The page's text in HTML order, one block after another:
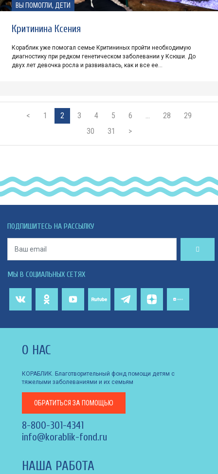
ВЫ ПОМОГЛИ, ДЕТИ
Критинина Ксения
Кораблик уже помогал семье Критининых пройти необходимую
диагностику при редком генетическом заболевании у Ксюши. До
двух лет девочка росла и развивалась, как и все ее…
< 1 2 3 4 5 6 28
29
30
31 >
ПОДПИШИТЕСЬ НА РАССЫЛКУ
МЫ В СОЦИАЛЬНЫХ СЕТЯХ
О НАС
КОРАБЛИК. Благотворительный фонд помощи детям с
тяжелыми заболеваниями и их семьям
ОБРАТИТЬСЯ ЗА ПОМОЩЬЮ
8-800-301-4341
info@korablik-fond.ru
НАША РАБОТА